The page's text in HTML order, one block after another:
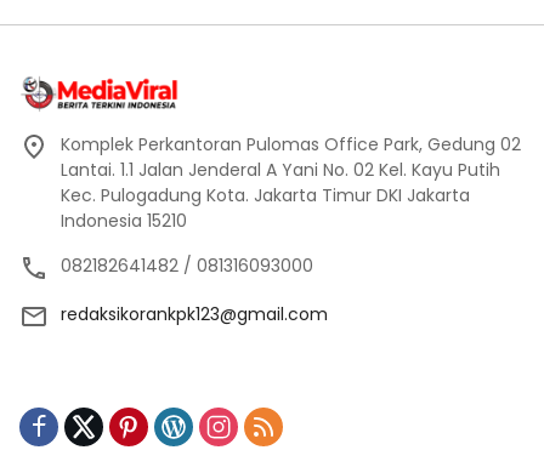
Komplek Perkantoran Pulomas Office Park, Gedung 02
Lantai. 1.1 Jalan Jenderal A Yani No. 02 Kel. Kayu Putih
Kec. Pulogadung Kota. Jakarta Timur DKI Jakarta
Indonesia 15210
082182641482 / 081316093000
redaksikorankpk123@gmail.com